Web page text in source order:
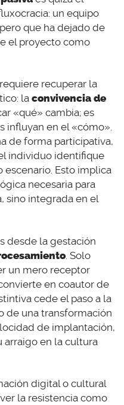
un equipo
que ha dejado de
el proyecto como
requiere recuperar la
la convivencia de
«qué» cambia; es
influyan en el «cómo».
de forma participativa,
individuo identifique
Esto implica
necesaria para
sino integrada en el
desde la gestación
. Solo
un mero receptor
en coautor de
cede el paso a la
de una transformación
de implantación,
arraigo en la cultura
digital o cultural
la resistencia como